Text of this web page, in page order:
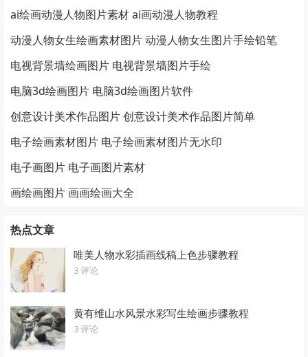
ai绘画动漫人物图片素材 ai画动漫人物教程
动漫人物女生绘画素材图片 动漫人物女生图片手绘铅笔
电视背景墙绘画图片 电视背景墙图片手绘
电脑3d绘画图片 电脑3d绘画图片软件
创意设计美术作品图片 创意设计美术作品图片简单
电子绘画素材图片 电子绘画素材图片无水印
电子画图片 电子画图片素材
画绘画图片 画画绘画大全
热点文章
唯美人物水彩插画线稿上色步骤教程
3 评论
黄有维山水风景水彩写生绘画步骤教程
3 评论